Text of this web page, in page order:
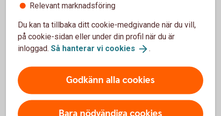
När slutar den tidigare ägarens försäkring att
Om man övningskör och olyckan är framme,
Gäller bilförsäkringen utanför Sverige?
Täcker försäkringen viltolyckor?
Relevant marknadsföring
Du kan ta tillbaka ditt cookie-medgivande när du vill,
på cookie-sidan eller under din profil när du är
inloggad. Så hanterar vi cookies .
Godkänn alla cookies
Bara nödvändiga cookies